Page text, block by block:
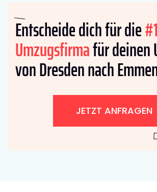
Entscheide dich für die#1
Umzugsfirmafür deinen
von Dresden nach
JETZT ANFRAGEN